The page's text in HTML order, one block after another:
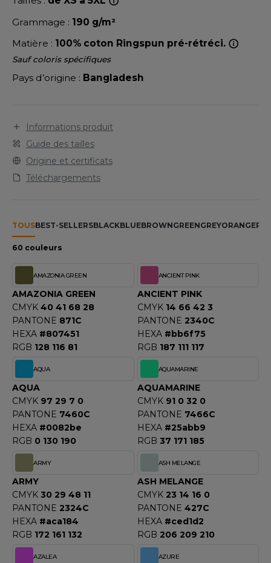
IN EUROPE
LABEL / TEAR AWAY
VETEMENTS
SHIRT
SHIRT
PROFESSIONNELLE
- BLOUSON
ROW
OF THE LOOM
OF THE LOOM VINTAGE
- BLANKS
COOL
HOODS
T'S
SERIE
Grammage : 190 g/m²
Matière : 100% coton Ringspun pré-rétréci.
Sauf coloris spécifiques
Pays d’origine : Bangladesh
Informations produit
Guide des tailles
Origine et certificats
Téléchargements
TOUSBEST-SELLERSBLACKBLUEBROWNGREENGREYORANGE
60 couleurs
AMAZONIA GREEN
AMAZONIA GREEN
CMYK 40 41 68 28
PANTONE 871C
HEXA #807451
RGB 128 116 81
ANCIENT PINK
ANCIENT PINK
CMYK 14 66 42 3
PANTONE 2340C
HEXA #bb6f75
RGB 187 111 117
AQUA
AQUA
CMYK 97 29 7 0
PANTONE 7460C
HEXA #0082be
RGB 0 130 190
AQUAMARINE
AQUAMARINE
CMYK 91 0 32 0
PANTONE 7466C
HEXA #25abb9
RGB 37 171 185
ARMY
ARMY
CMYK 30 29 48 11
PANTONE 2324C
HEXA #aca184
RGB 172 161 132
ASH MELANGE
ASH MELANGE
CMYK 23 14 16 0
PANTONE 427C
HEXA #ced1d2
RGB 206 209 210
AZALEA AZURE